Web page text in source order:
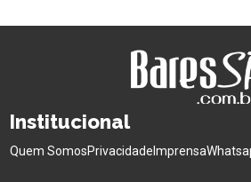
Institucional
Quem SomosPrivacidade Imprensa